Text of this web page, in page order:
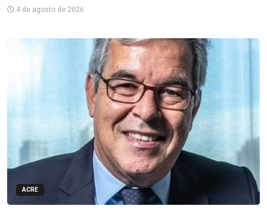
4 de agosto de 2026
ACRE